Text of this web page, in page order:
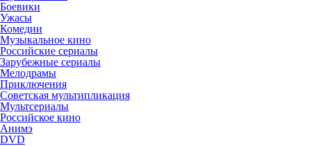
Боевики
Ужасы
Комедии
Музыкальное кино
Российские сериалы
Зарубежные сериалы
Мелодрамы
Приключения
Советская мультипликация
Мультсериалы
Российское кино
Анимэ
DVD